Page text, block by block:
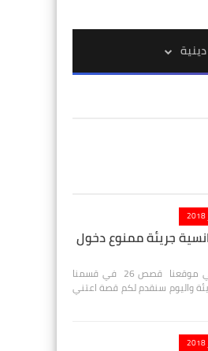
جريئة ممنوع دخول
مرحباً بكم أصدقائي وأحبابي في موقعنا قصص 26 في قسمنا
واليوم سنقدم لكم قصة اعتني